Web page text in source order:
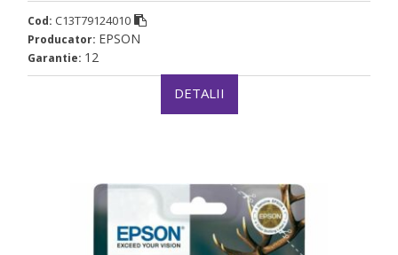
Cod: C13T79124010
Producator: EPSON
Garantie: 12
DETALII